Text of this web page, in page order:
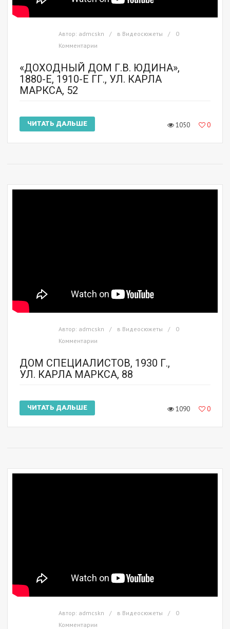
Автор: admcskn в Видеосюжеты
0
Комментарии
«ДОХОДНЫЙ ДОМ Г.В. ЮДИНА»,
1880-Е, 1910-Е ГГ., УЛ. КАРЛА
МАРКСА, 52
ЧИТАТЬ ДАЛЬШЕ 1050 0
Автор: admcskn в Видеосюжеты
0
Комментарии
ДОМ СПЕЦИАЛИСТОВ, 1930 Г.,
УЛ. КАРЛА МАРКСА, 88
ЧИТАТЬ ДАЛЬШЕ 1090 0
Автор: admcskn в Видеосюжеты
0
Комментарии